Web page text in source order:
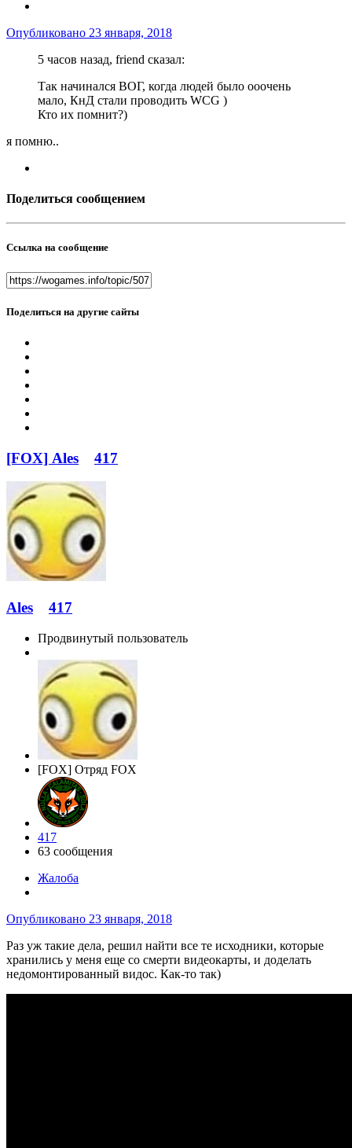
Опубликовано 23 января, 2018
5 часов назад, friend сказал:
Так начинался ВОГ, когда людей было ооочень
мало, КнД стали проводить WCG )
Кто их помнит?)
я помню..
Поделиться сообщением
Ссылка на сообщение
Поделиться на другие сайты
[FOX] Ales 417
Ales 417
Продвинутый пользователь
[FOX] Отряд FOX
417
63 сообщения
Жалоба
Опубликовано 23 января, 2018
Раз уж такие дела, решил найти все те исходники, которые
хранились у меня еще со смерти видеокарты, и доделать
недомонтированный видос. Как-то так)